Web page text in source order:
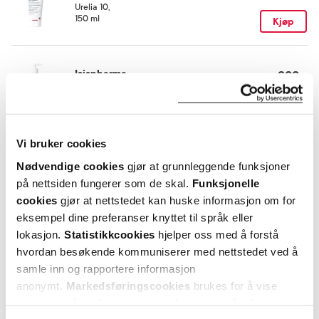
Vi bruker cookies
Nødvendige cookies gjør at grunnleggende funksjoner
på nettsiden fungerer som de skal. Funksjonelle
cookies gjør at nettstedet kan huske informasjon om for
eksempel dine preferanser knyttet til språk eller
lokasjon. Statistikkcookies hjelper oss med å forstå
hvordan besøkende kommuniserer med nettstedet ved å
samle inn og rapportere informasjon
anonymt. Markedsføringscookies brukes for å vise
Urelia 10
150 ml
Kjøp
Isispharma 299,-
Kjøp
Utforske Isispharma
ANDRE SER OGSÅ PÅ